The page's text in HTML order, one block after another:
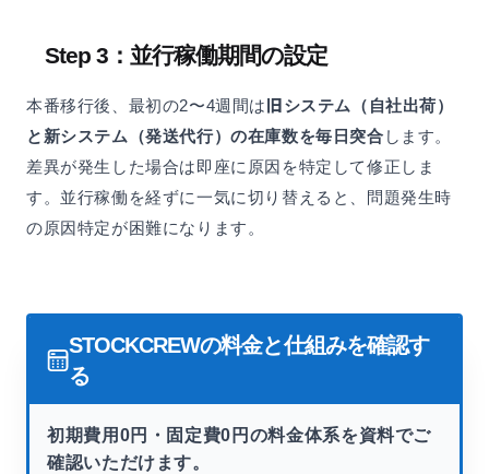
Step 3：並行稼働期間の設定
本番移行後、最初の2〜4週間は 旧システム（自社出荷）
と新システム（発送代行）の在庫数を毎日突合 します。
差異が発生した場合は即座に原因を特定して修正しま
す。並行稼働を経ずに一気に切り替えると、問題発生時
の原因特定が困難になります。
STOCKCREWの料金と仕組みを確認す
る
初期費用0円・固定費0円の料金体系を資料でご
確認いただけます。